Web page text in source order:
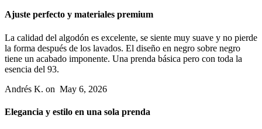
Ajuste perfecto y materiales premium
La calidad del algodón es excelente, se siente muy suave y no pierde
la forma después de los lavados. El diseño en negro sobre negro
tiene un acabado imponente. Una prenda básica pero con toda la
esencia del 93.
Andrés K. on May 6, 2026
Elegancia y estilo en una sola prenda